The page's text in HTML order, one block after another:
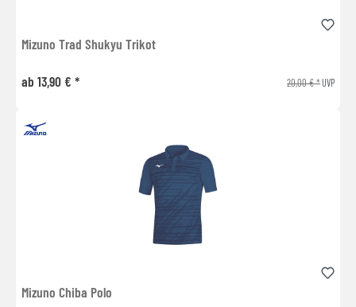
Mizuno Trad Shukyu Trikot
ab 13,90 € * 20,00 € *UVP
Mizuno Chiba Polo